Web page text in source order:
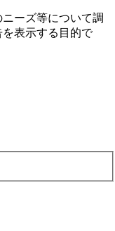
ーズ等について調
表⽰する⽬的で